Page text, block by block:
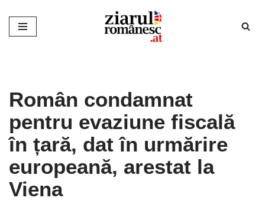
Sari
Român condamnat
pentru evaziune fiscală
în țară, dat în urmărire
europeană, arestat la
Viena